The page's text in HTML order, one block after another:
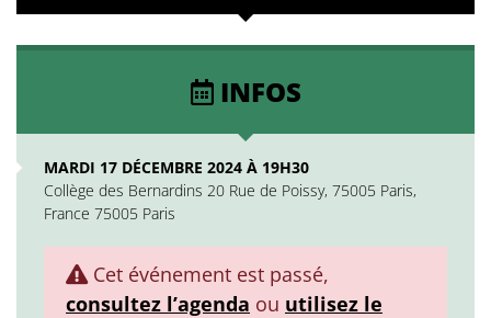
INFOS
MARDI 17 DÉCEMBRE 2024 À 19H30
Collège des Bernardins 20 Rue de Poissy, 75005 Paris,
France 75005 Paris
Cet événement est passé,
consultez l’agenda ou utilisez le